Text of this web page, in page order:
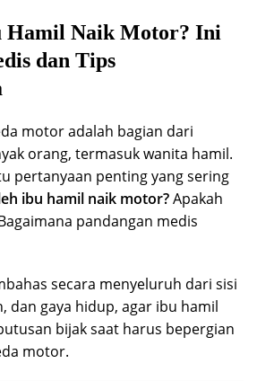
Hamil Naik Motor? Ini
dan Tips
motor adalah bagian dari
orang, termasuk wanita hamil.
pertanyaan penting yang sering
ibu hamil naik motor?Apakah
pandangan medis
secara menyeluruh dari sisi
dan gaya hidup, agar ibu hamil
bijak saat harus bepergian
motor.